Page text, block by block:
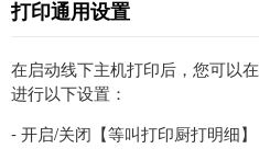
打印通用设置
在启动线下主机打印后，您可以
进行以下设置：
- 开启/关闭【等叫打印厨打明细】